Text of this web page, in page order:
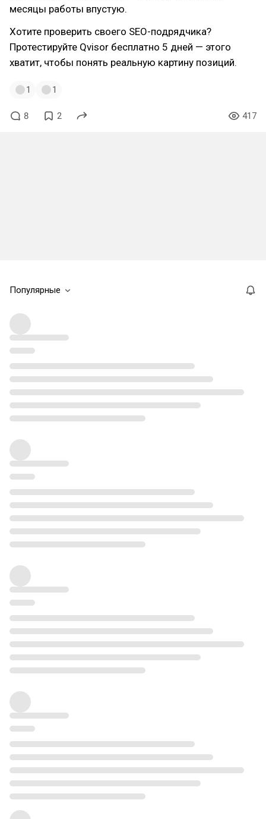
месяцы работы впустую.
Хотите проверить своего SEO-подрядчика?
Протестируйте Qvisor бесплатно 5 дней — этого
хватит, чтобы понять реальную картину позиций.
1 1
8 2 417
Популярные